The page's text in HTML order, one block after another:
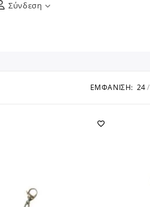
Σύνδεση
ΕΜΦΆΝΙΣΗ: 24